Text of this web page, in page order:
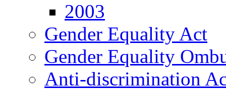
2003
Gender Equality Act
Gender Equality
Anti-discrimination